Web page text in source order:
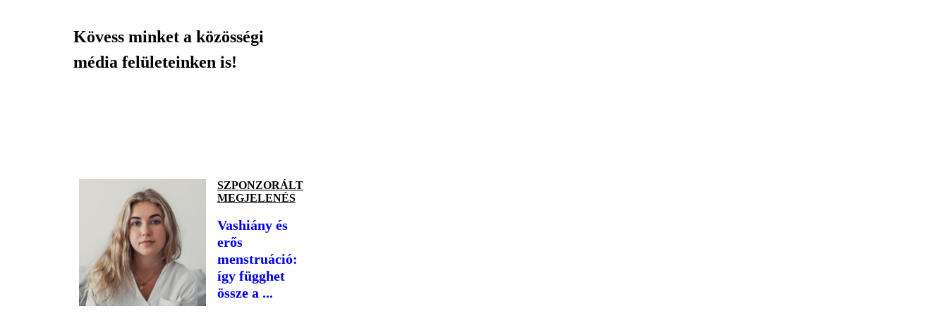
Kövess minket a közösségi
média felületeinken is!
SZPONZORÁLT
MEGJELENÉS
Vashiány és
erős
menstruáció:
így függhet
össze a ...